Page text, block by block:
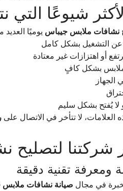
شيوعًا التي
نشافات ملابس جيباس يوميًا
عن التشغيل بشكل كامل
أو اهتزازات غير معتادة
بشكل كافٍ
الجهاز
لا يُفتح بشكل سليم
العلامات، لا تتأخر في الاتصال على
شركتنا
في مجال صيانة نشافات